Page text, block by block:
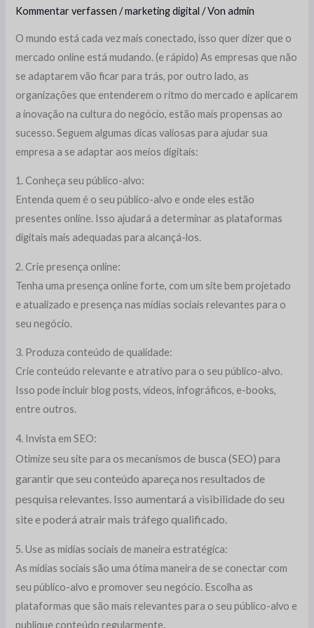
Kommentar verfassen /marketing digital / Vonadmin
O mundo está cada vez mais conectado, isso quer dizer que o
mercado online está mudando. (e rápido) As empresas que não
se adaptarem vão ficar para trás, por outro lado, as
organizações que entenderem o ritmo do mercado e aplicarem
a inovação na cultura do negócio, estão mais propensas ao
sucesso. Seguem algumas dicas valiosas para ajudar sua
empresa a se adaptar aos meios digitais:
1. Conheça seu público-alvo:
Entenda quem é o seu público-alvo e onde eles estão
presentes online. Isso ajudará a determinar as plataformas
digitais mais adequadas para alcançá-los.
2. Crie presença online:
Tenha uma presença online forte, com um site bem projetado
e atualizado e presença nas mídias sociais relevantes para o
seu negócio.
3. Produza conteúdo de qualidade:
Crie conteúdo relevante e atrativo para o seu público-alvo.
Isso pode incluir blog posts, vídeos, infográficos, e-books,
entre outros.
4. Invista em SEO:
Otimize seu site para os mecanismos de busca (SEO) para
garantir que seu conteúdo apareça nos resultados de
pesquisa relevantes. Isso aumentará a visibilidade do seu
site e poderá atrair mais tráfego qualificado.
5. Use as mídias sociais de maneira estratégica:
As mídias sociais são uma ótima maneira de se conectar com
seu público-alvo e promover seu negócio. Escolha as
plataformas que são mais relevantes para o seu público-alvo e
publique conteúdo regularmente.